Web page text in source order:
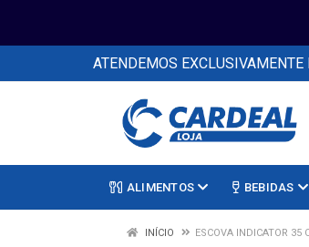
ATENDEMOS
ALIMENTOS BEBIDAS
INÍCIO ESCOVA INDICATOR 35